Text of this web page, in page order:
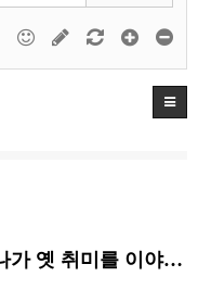
오싹오싹)친한누나가 옛 취미를 이야기하는 만화.manhwa